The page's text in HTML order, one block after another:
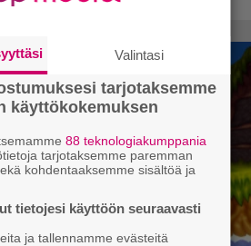
Valintasi
tarjotaksemme
käyttökokemuksen
88 teknologiakumppania
tarjotaksemme paremman
kohdentaaksemme sisältöä ja
tietojesi käyttöön seuraavasti
ja tallennamme evästeitä